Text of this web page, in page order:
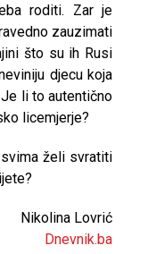
roditi. Zar je
zauzimati
što su ih Rusi
djecu koja
li to autentično
licemjerje?
želi svratiti
Nikolina Lovrić
Dnevnik.ba